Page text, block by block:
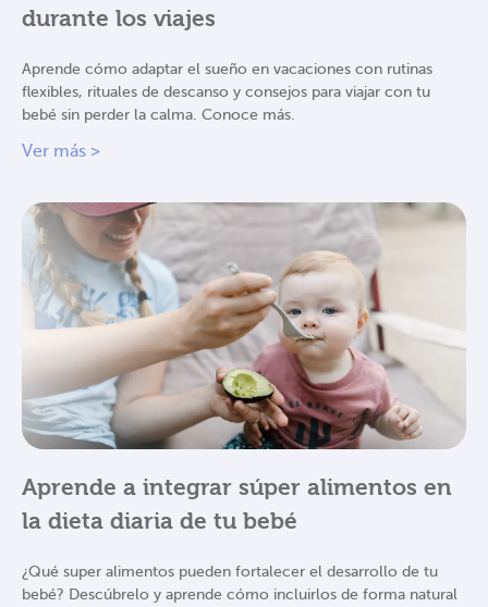
durante los viajes
Aprende cómo adaptar el sueño en vacaciones con rutinas
flexibles, rituales de descanso y consejos para viajar con tu
bebé sin perder la calma. Conoce más.
Ver más >
Aprende a integrar súper alimentos en
la dieta diaria de tu bebé
¿Qué super alimentos pueden fortalecer el desarrollo de tu
bebé? Descúbrelo y aprende cómo incluirlos de forma natural